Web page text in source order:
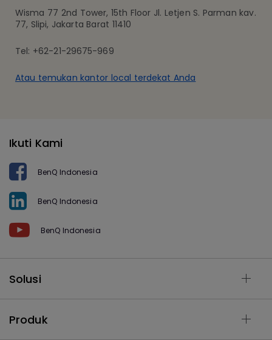
Wisma 77 2nd Tower, 15th Floor Jl. Letjen S. Parman kav.
77, Slipi, Jakarta Barat 11410
Tel: +62-21-29675-969
Atau temukan kantor local terdekat Anda
Ikuti Kami
BenQ Indonesia
BenQ Indonesia
BenQ Indonesia
Solusi
Produk